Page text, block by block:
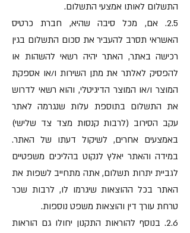
התשלום לאותו אמצעי התשלום.
2.5. אם, מכל סיבה שהיא, חברת כרטיס
האשראי תסרב להעביר את סכום התשלום בגין
רכישה באתר, האתר יהיה רשאי להשהות או
להפסיק לאלתר את מתן השירות ו/או אספקת
המוצר ו/או המוצר הדיגיטלי, והוא רשאי לדרוש
את התשלום בתוספת עלות שנגרמה לאתר
עקב הסירוב (לרבות קנסות מצד צד שלישי)
באמצעים אחרים, לשיקול דעתו של האתר.
במידה והאתר יאלץ לנקוט בהליכים משפטיים
לגביית יתרות תשלום, אתה מתחייב לשפות את
האתר בכל ההוצאות שיגרמו לו, לרבות שכר
טרחת עורך דין והוצאות משפט נוספות.
2.6. בנוסף להוראות התקנון יחולו גם הוראות